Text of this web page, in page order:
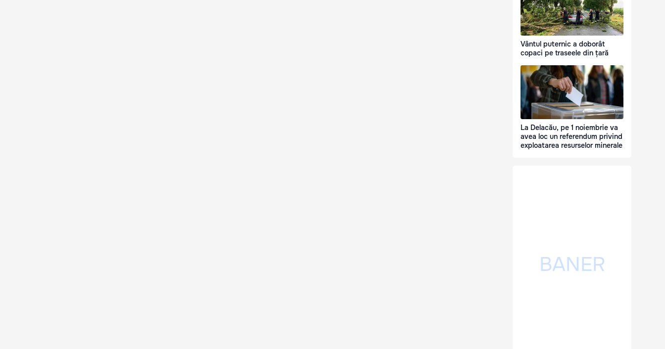
Vântul puternic a doborât
copaci pe traseele din țară
La Delacău, pe 1 noiembrie va
avea loc un referendum privind
exploatarea resurselor minerale